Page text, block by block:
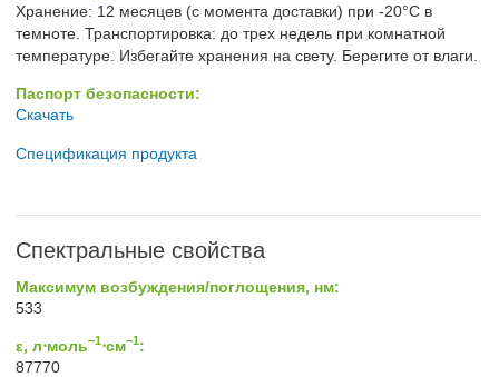
Хранение: 12 месяцев (с момента доставки) при -20°C в
темноте. Транспортировка: до трех недель при комнатной
температуре. Избегайте хранения на свету. Берегите от влаги.
Паспорт безопасности:
Скачать
Спецификация продукта
Спектральные свойства
Максимум возбуждения/поглощения, нм:
533
ε, л⋅моль−1⋅см−1:
87770